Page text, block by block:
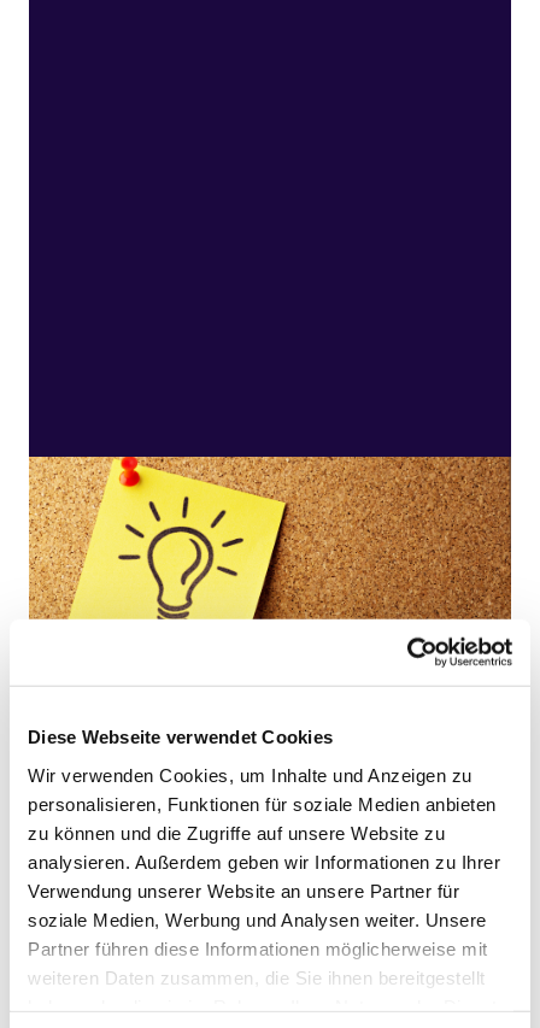
Diese Webseite verwendet Cookies
Wir verwenden Cookies, um Inhalte und Anzeigen zu
personalisieren, Funktionen für soziale Medien anbieten
zu können und die Zugriffe auf unsere Website zu
analysieren. Außerdem geben wir Informationen zu Ihrer
Verwendung unserer Website an unsere Partner für
soziale Medien, Werbung und Analysen weiter. Unsere
Partner führen diese Informationen möglicherweise mit
weiteren Daten zusammen, die Sie ihnen bereitgestellt